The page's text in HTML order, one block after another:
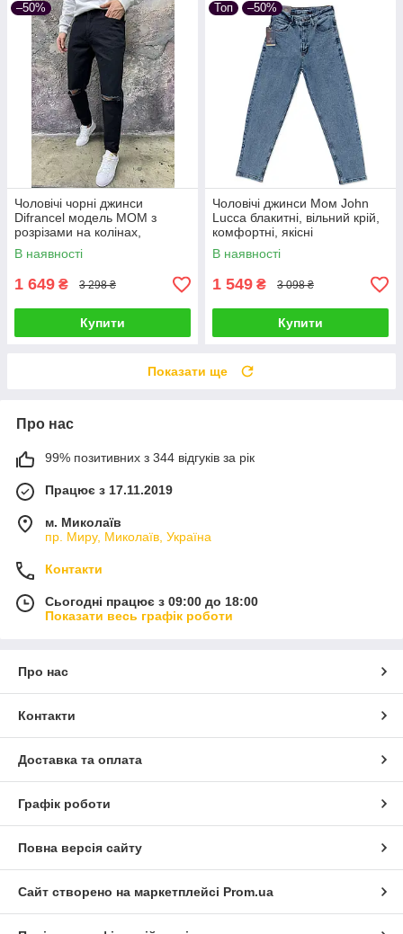
–50%
Чоловічі чорні джинси
Difrancel модель МОМ з
розрізами на колінах,
турецька преміальна якість
В наявності
1 649 ₴ 3 298 ₴
Купити
Топ –50%
Чоловічі джинси Мом John
Lucca блакитні, вільний крій,
комфортні, якісні
В наявності
1 549 ₴ 3 098 ₴
Купити
Показати ще
Про нас
99% позитивних з 344 відгуків за рік
Працює з 17.11.2019
м. Миколаїв
пр. Миру, Миколаїв, Україна
Контакти
Сьогодні працює з 09:00 до 18:00
Показати весь графік роботи
Про нас
Контакти
Доставка та оплата
Графік роботи
Повна версія сайту
Сайт створено на маркетплейсі Prom.ua